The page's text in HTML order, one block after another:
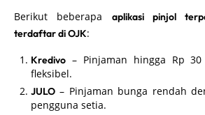
Berikut beberapa aplikasi pinjol
terdaftar di OJK:
Kredivo – Pinjaman hingga Rp
fleksibel.
JULO – Pinjaman bunga rendah
pengguna setia.